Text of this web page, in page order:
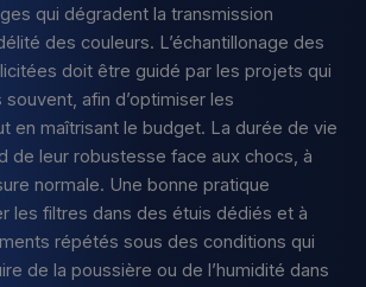
qui dégradent la transmission
des couleurs. L’échantillonage des
doit être guidé par les projets qui
afin d’optimiser les
en maîtrisant le budget. La durée de vie
de leur robustesse face aux chocs, à
normale. Une bonne pratique
les filtres dans des étuis dédiés et à
répétés sous des conditions qui
de la poussière ou de l’humidité dans